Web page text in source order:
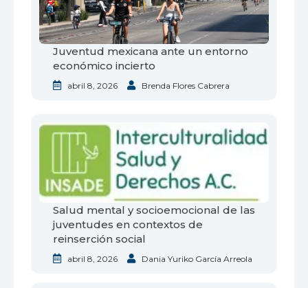
Juventud mexicana ante un entorno
económico incierto
abril 8, 2026 Brenda Flores Cabrera
Salud mental y socioemocional de las
juventudes en contextos de
reinserción social
abril 8, 2026 Dania Yuriko García Arreola